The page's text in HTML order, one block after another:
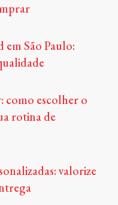
em São Paulo:
como escolher o
rotina de
valorize